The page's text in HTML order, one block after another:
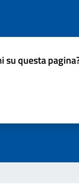
su questa